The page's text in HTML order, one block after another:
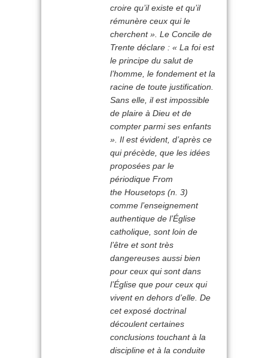
croire qu’il existe et qu’il
rémunère ceux qui le
cherchent». Le Concile de
Trente déclare : « La foi est
le principe du salut de
l’homme, le fondement et la
racine de toute justification.
Sans elle, il est impossible
de plaire à Dieu et de
compter parmi ses enfants
». Il est évident, d’après ce
qui précède, que les idées
proposées par le
périodique From
the Housetops (n. 3)
comme l’enseignement
authentique de l’Église
catholique, sont loin de
l’être et sont très
dangereuses aussi bien
pour ceux qui sont dans
l’Église que pour ceux qui
vivent en dehors d’elle. De
cet exposé doctrinal
découlent certaines
conclusions touchant à la
discipline et à la conduite